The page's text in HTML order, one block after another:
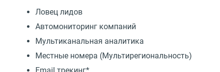
Ловец лидов
Автомониторинг компаний
Мультиканальная аналитика
Местные номера (Мультирегиональность)
Email трекинг*